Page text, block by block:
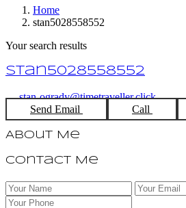
Home
stan5028558552
Your search results
stan5028558552
stan-ogrady@timetraveller.click
Send Email
Call
About Me
Contact Me